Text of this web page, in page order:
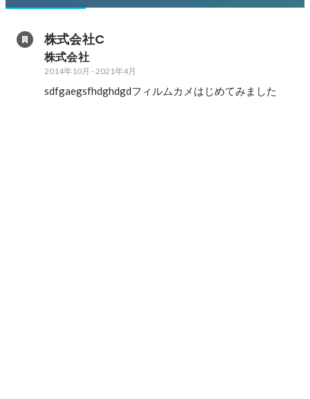
株式会社C
株式会社
2014年10月 -2021年4月